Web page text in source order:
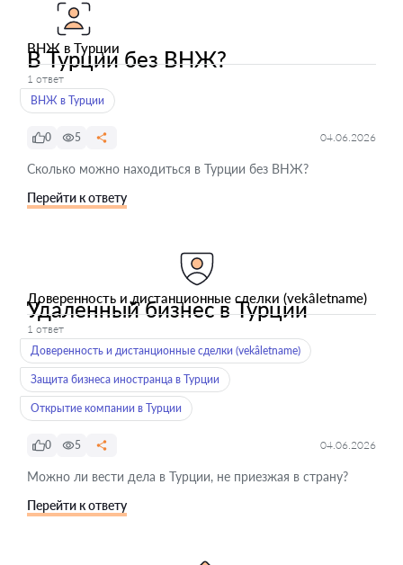
ВНЖ в Турции
В Турции без ВНЖ?
1 ответ
ВНЖ в Турции
0 5 04.06.2026
Сколько можно находиться в Турции без ВНЖ?
Перейти к ответу
Доверенность и дистанционные сделки (vekâletname)
Удаленный бизнес в Турции
1 ответ
Доверенность и дистанционные сделки (vekâletname)
Защита бизнеса иностранца в Турции
Открытие компании в Турции
0 5 04.06.2026
Можно ли вести дела в Турции, не приезжая в страну?
Перейти к ответу